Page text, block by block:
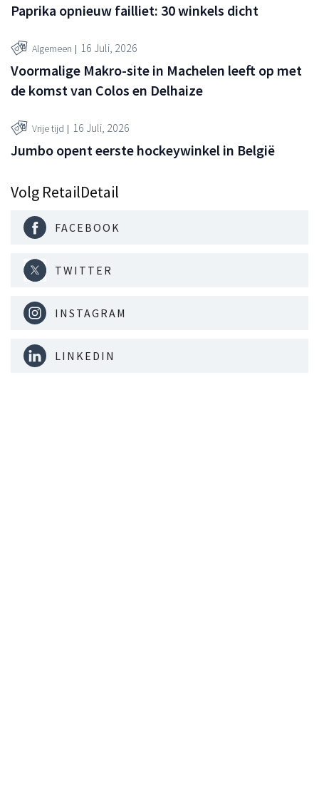
Paprika opnieuw failliet: 30 winkels dicht
Algemeen 16 Juli, 2026
Voormalige Makro-site in Machelen leeft op met
de komst van Colos en Delhaize
Vrije tijd 16 Juli, 2026
Jumbo opent eerste hockeywinkel in België
Volg RetailDetail
FACEBOOK
TWITTER
INSTAGRAM
LINKEDIN